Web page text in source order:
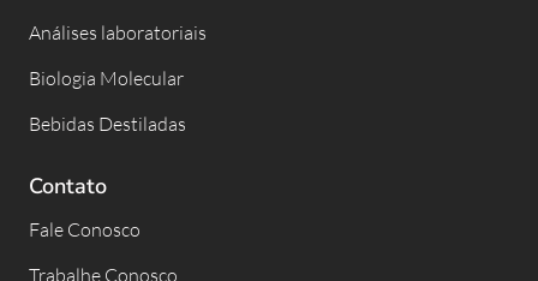
Análises laboratoriais
Biologia Molecular
Bebidas Destiladas
Contato
Fale Conosco
Trabalhe Conosco